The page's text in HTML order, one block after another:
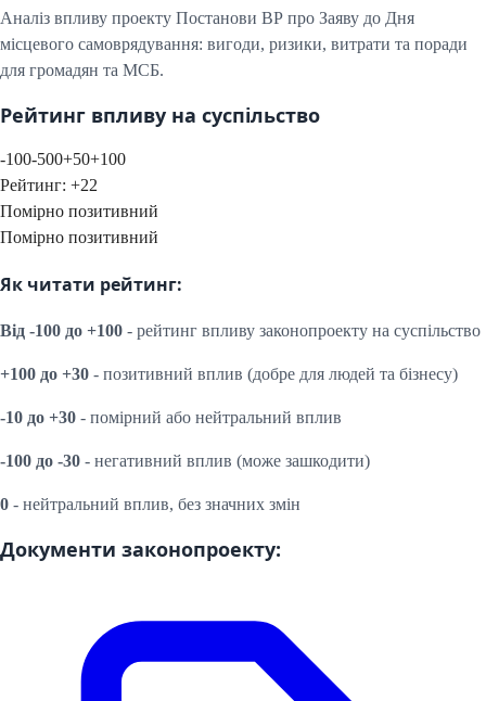
Аналіз впливу проекту Постанови ВР про Заяву до Дня
місцевого самоврядування: вигоди, ризики, витрати та поради
для громадян та МСБ.
Рейтинг впливу на суспільство
-100-500+50+100
Рейтинг: +22
Помірно позитивний
Помірно позитивний
Як читати рейтинг:
Від -100 до +100 - рейтинг впливу законопроекту на суспільство
+100 до +30 - позитивний вплив (добре для людей та бізнесу)
-10 до +30 - помірний або нейтральний вплив
-100 до -30 - негативний вплив (може зашкодити)
0 - нейтральний вплив, без значних змін
Документи законопроекту: